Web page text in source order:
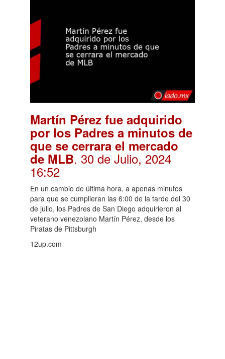
Martín Pérez fue adquirido
por los Padres a minutos de
que se cerrara el mercado
de MLB. 30 de Julio, 2024
16:52
En un cambio de última hora, a apenas minutos
para que se cumplieran las 6:00 de la tarde del 30
de julio, los Padres de San Diego adquirieron al
veterano venezolano Martín Pérez, desde los
Piratas de Pittsburgh
12up.com